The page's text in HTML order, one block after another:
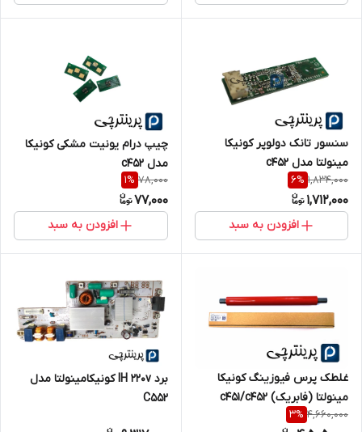
سنسور تانک دولوپر کونیکا
مینولتا مدل c452
1,834,000
6%
1,712,000
افزودن به سبد
چیپ درام یونیت مشکی کونیکا
مدل c452
78,000
1%
77,000
افزودن به سبد
غلطک پرس فیوزینگ کونیکا
مینولتا (فابریک) c451/c452
4,660,000
3%
برد IH 220v کونیکامینولتا مدل
C552